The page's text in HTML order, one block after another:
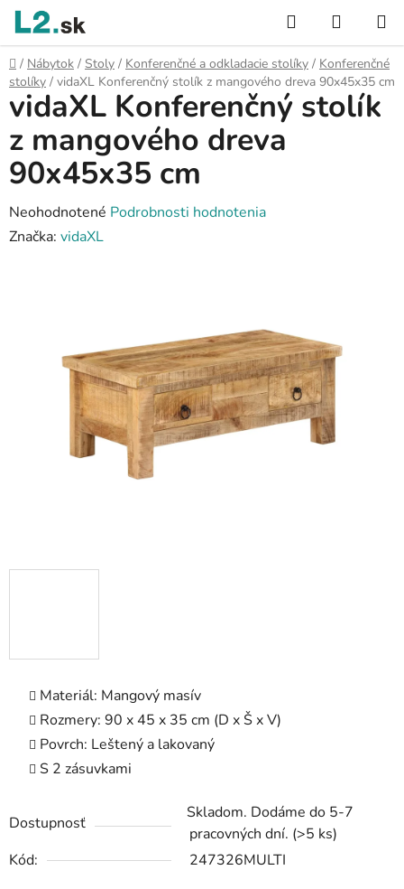
Prejsť
obsah
Hľadať
KOŠÍK
Domov
/ Nábytok / Stoly / Konferenčné a odkladacie stolíky / Konferenčné
stolíky / vidaXL Konferenčný stolík z mangového dreva 90x45x35 cm
Materiál: Mangový masív
Rozmery: 90 x 45 x 35 cm (D x Š x V)
Povrch: Leštený a lakovaný
S 2 zásuvkami
Dostupnosť
Skladom. Dodáme do 5-7
pracovných dní. (>5 ks)
Kód:
247326MULTI
vidaXL Konferenčný stolík
z mangového dreva
90x45x35 cm
Priemerné
hodnotenie
hviezdičiek.
Neohodnotené Podrobnosti hodnotenia
Značka: vidaXL